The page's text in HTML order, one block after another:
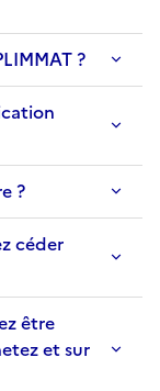
?
?
céder
être
et sur